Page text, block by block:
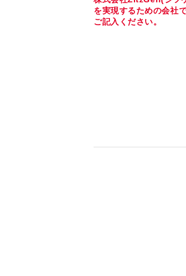
を実現するための会社
ご記入ください。